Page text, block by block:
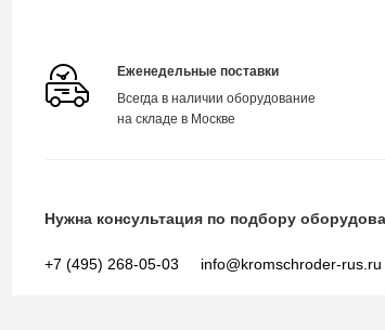
Еженедельные поставки
Всегда в наличии оборудование
на складе в Москве
Нужна консультация по подбору
+7 (495) 268-05-03 info@kromschroder-rus.ru